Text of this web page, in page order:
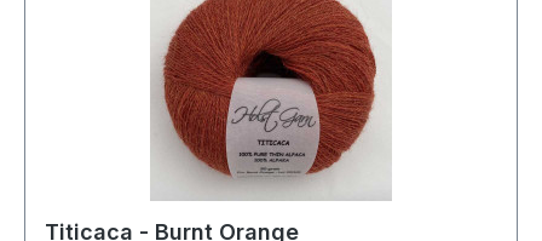
Titicaca - Burnt Orange